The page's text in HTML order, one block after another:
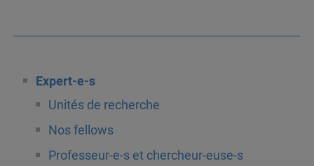
Expert-e-s
Unités de recherche
Nos fellows
Professeur-e-s et chercheur-euse-s